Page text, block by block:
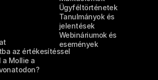
az értékesítéssel
a Mollie a
Ügyféltörténetek
Tanulmányok és
jelentések
Webináriumok és
események